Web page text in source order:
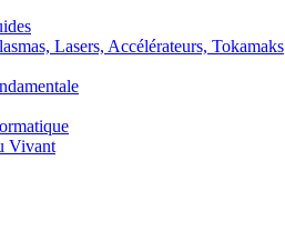
Lasers, Accélérateurs, Tokamaks
Vivant